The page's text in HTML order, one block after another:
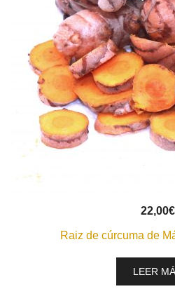
VISTA22,00€
Raiz de cúrcuma de
LEER